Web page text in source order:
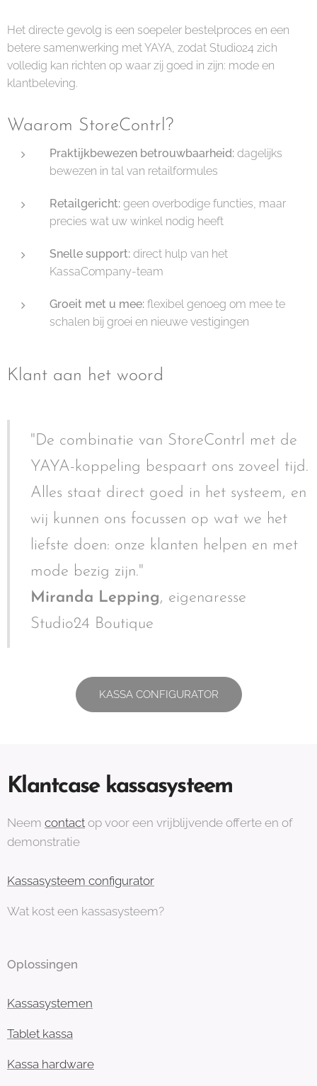
Het directe gevolg is een soepeler bestelproces en een
betere samenwerking met YAYA, zodat Studio24 zich
volledig kan richten op waar zij goed in zijn: mode en
klantbeleving.
Waarom StoreContrl?
Praktijk­bewezen betrouwbaarheid: dagelijks
bewezen in tal van retail­formules
Retail­gericht: geen overbodige functies, maar
precies wat uw winkel nodig heeft
Snelle support: direct hulp van het
KassaCompany-team
Groeit met u mee: flexibel genoeg om mee te
schalen bij groei en nieuwe vestigingen
Klant aan het woord
"De combinatie van StoreContrl met de
YAYA-koppeling bespaart ons zoveel tijd.
Alles staat direct goed in het systeem, en
wij kunnen ons focussen op wat we het
liefste doen: onze klanten helpen en met
mode bezig zijn."
Miranda Lepping, eigenaresse
Studio24 Boutique
KASSA CONFIGURATOR
Klantcase kassasysteem
Neem contact op voor een vrijblijvende offerte en of
demonstratie
Kassasysteem configurator
Wat kost een kassasysteem?
Oplossingen
Kassasystemen
Tablet kassa
Kassa hardware